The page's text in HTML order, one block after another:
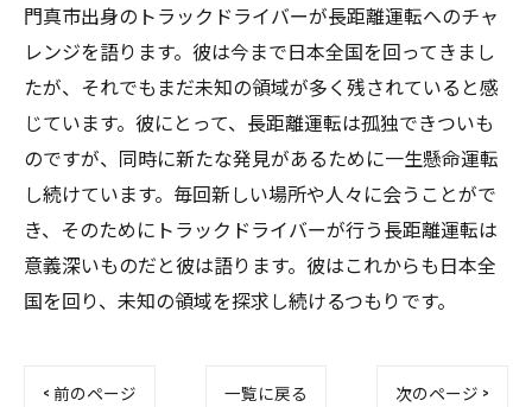
門真市出身のトラックドライバーが長距離運転へのチャ
レンジを語ります。彼は今まで日本全国を回ってきまし
たが、それでもまだ未知の領域が多く残されていると感
じています。彼にとって、長距離運転は孤独できついも
のですが、同時に新たな発見があるために一生懸命運転
し続けています。毎回新しい場所や人々に会うことがで
き、そのためにトラックドライバーが行う長距離運転は
意義深いものだと彼は語ります。彼はこれからも日本全
国を回り、未知の領域を探求し続けるつもりです。
< 前のページ 一覧に戻る 次のページ >